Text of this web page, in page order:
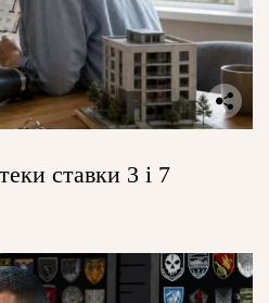
ставки 3 і 7